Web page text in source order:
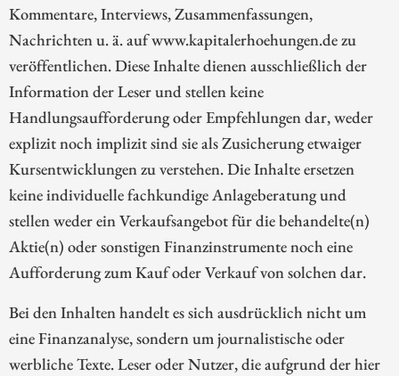
Kommentare, Interviews, Zusammenfassungen,
Nachrichten u. ä. auf www.kapitalerhoehungen.de zu
veröffentlichen. Diese Inhalte dienen ausschließlich der
Information der Leser und stellen keine
Handlungsaufforderung oder Empfehlungen dar, weder
explizit noch implizit sind sie als Zusicherung etwaiger
Kursentwicklungen zu verstehen. Die Inhalte ersetzen
keine individuelle fachkundige Anlageberatung und
stellen weder ein Verkaufsangebot für die behandelte(n)
Aktie(n) oder sonstigen Finanzinstrumente noch eine
Aufforderung zum Kauf oder Verkauf von solchen dar.
Bei den Inhalten handelt es sich ausdrücklich nicht um
eine Finanzanalyse, sondern um journalistische oder
werbliche Texte. Leser oder Nutzer, die aufgrund der hier